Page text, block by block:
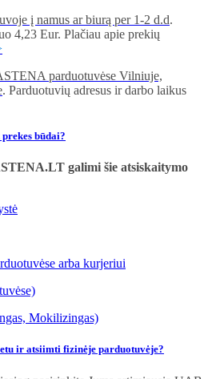
į namus ar biurą per 1-2 d.d.
4,23 Eur. Plačiau apie prekių
parduotuvėse Vilniuje,
. Parduotuvių adresus ir darbo laikus
būdai?
galimi šie atsiskaitymo
arba kurjeriui
Mokilizingas)
ir atsiimti fizinėje parduotuvėje?